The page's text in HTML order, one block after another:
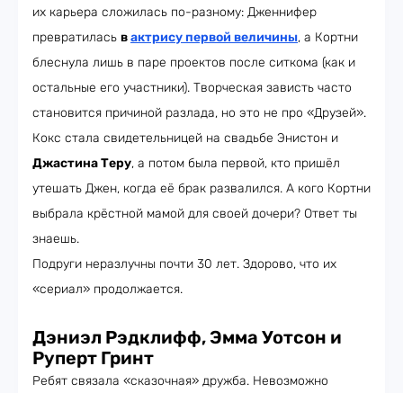
их карьера сложилась по-разному: Дженнифер
превратилась вактрису первой величины, а Кортни
блеснула лишь в паре проектов после ситкома (как и
остальные его участники). Творческая зависть часто
становится причиной разлада, но это не про «Друзей».
Кокс стала свидетельницей на свадьбе Энистон и
Джастина Теру, а потом была первой, кто пришёл
утешать Джен, когда её брак развалился. А кого Кортни
выбрала крёстной мамой для своей дочери? Ответ ты
знаешь.
Подруги неразлучны почти 30 лет. Здорово, что их
«сериал» продолжается.
Дэниэл Рэдклифф, Эмма Уотсон и
Руперт Гринт
Ребят связала «сказочная» дружба. Невозможно